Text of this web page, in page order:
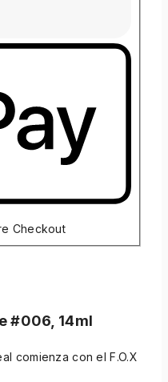
Checkout
#006, 14ml
comienza con el F.O.X